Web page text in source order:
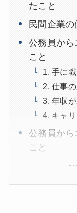
たこと
民間企業
公務員か
こと
1. 手に職
2. 仕事
3. 年収
4. キャ
公務員か
こと